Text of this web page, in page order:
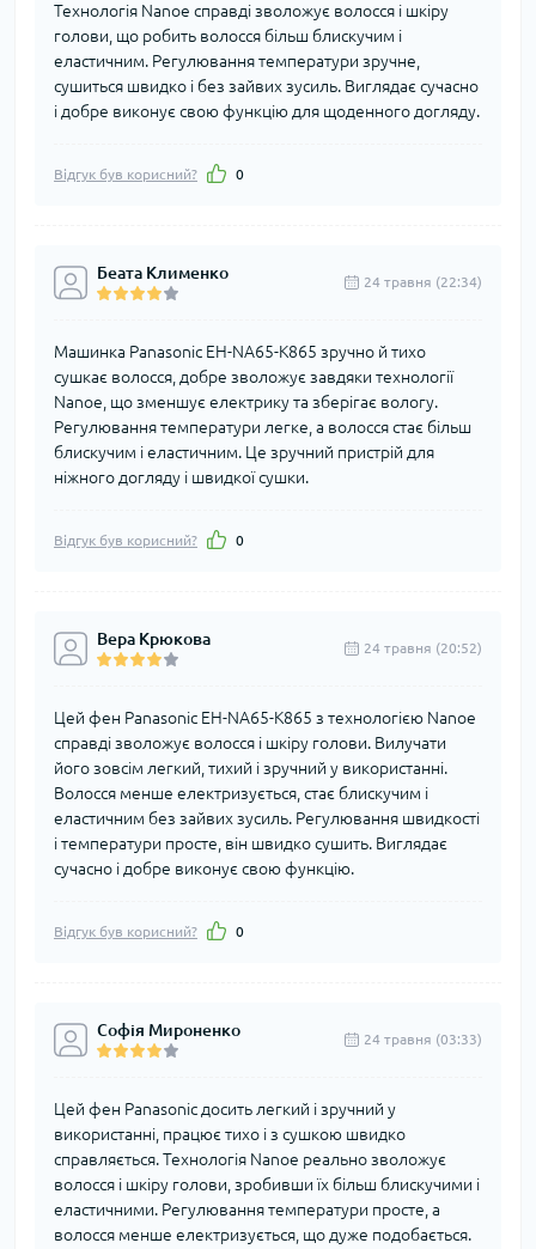
Технологія Nanoe справді зволожує волосся і шкіру
голови, що робить волосся більш блискучим і
еластичним. Регулювання температури зручне,
сушиться швидко і без зайвих зусиль. Виглядає сучасно
і добре виконує свою функцію для щоденного догляду.
Відгук був корисний? 0
Беата Клименко 24 травня (22:34)
Машинка Panasonic EH-NA65-K865 зручно й тихо
сушкає волосся, добре зволожує завдяки технології
Nanoe, що зменшує електрику та зберігає вологу.
Регулювання температури легке, а волосся стає більш
блискучим і еластичним. Це зручний пристрій для
ніжного догляду і швидкої сушки.
Відгук був корисний? 0
Вера Крюкова 24 травня (20:52)
Цей фен Panasonic EH-NA65-K865 з технологією Nanoe
справді зволожує волосся і шкіру голови. Вилучати
його зовсім легкий, тихий і зручний у використанні.
Волосся менше електризується, стає блискучим і
еластичним без зайвих зусиль. Регулювання швидкості
і температури просте, він швидко сушить. Виглядає
сучасно і добре виконує свою функцію.
Відгук був корисний? 0
Софія Мироненко 24 травня (03:33)
Цей фен Panasonic досить легкий і зручний у
використанні, працює тихо і з сушкою швидко
справляється. Технологія Nanoe реально зволожує
волосся і шкіру голови, зробивши їх більш блискучими і
еластичними. Регулювання температури просте, а
волосся менше електризується, що дуже подобається.